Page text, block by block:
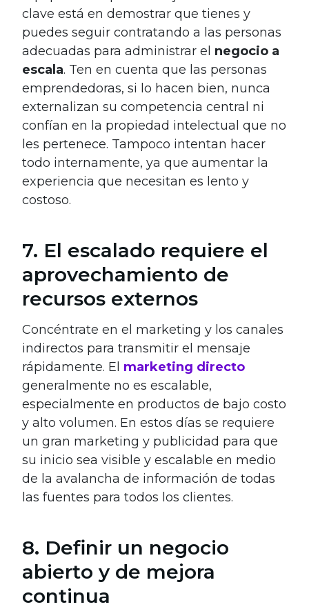
clave está en demostrar que tienes y
puedes seguir contratando a las personas
adecuadas para administrar el negocio a
escala. Ten en cuenta que las personas
emprendedoras, si lo hacen bien, nunca
externalizan su competencia central ni
confían en la propiedad intelectual que no
les pertenece. Tampoco intentan hacer
todo internamente, ya que aumentar la
experiencia que necesitan es lento y
costoso.
7. El escalado requiere el
aprovechamiento de
recursos externos
Concéntrate en el marketing y los canales
indirectos para transmitir el mensaje
rápidamente. El marketing directo
generalmente no es escalable,
especialmente en productos de bajo costo
y alto volumen. En estos días se requiere
un gran marketing y publicidad para que
su inicio sea visible y escalable en medio
de la avalancha de información de todas
las fuentes para todos los clientes.
8. Definir un negocio
abierto y de mejora
continua